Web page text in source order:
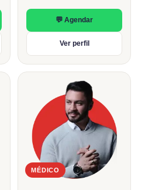
orientações e no plano de
cuidado.
💬 Agendar
Ver perfil
MÉDICO